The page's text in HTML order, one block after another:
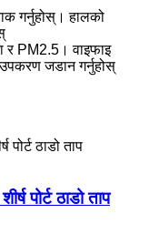
गर्नुहोस्। हालको
र PM2.5। वाइफाइ
जडान गर्नुहोस्
पोर्ट ठाडो ताप